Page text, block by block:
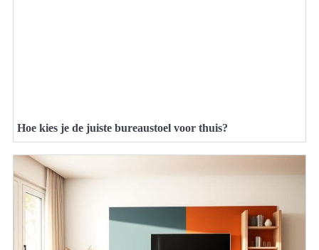
Hoe kies je de juiste bureaustoel voor thuis?